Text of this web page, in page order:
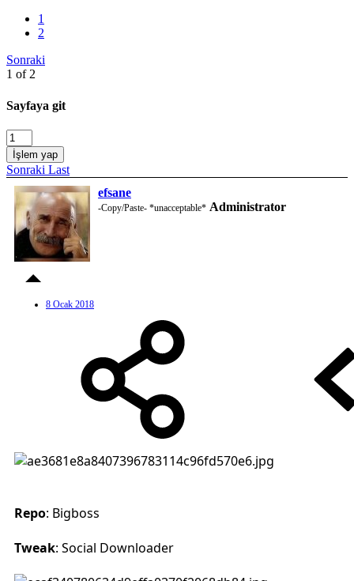
1
2
Sonraki
1 of 2
Sayfaya git
İşlem yap
Sonraki Last
efsane
-Copy/Paste- *unacceptable* Administrator
8 Ocak 2018
Repo: Bigboss
Tweak: Social Downloader